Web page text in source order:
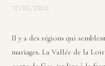
12/02/2026
Il y a des régions qui
mariages. La Vallée de la